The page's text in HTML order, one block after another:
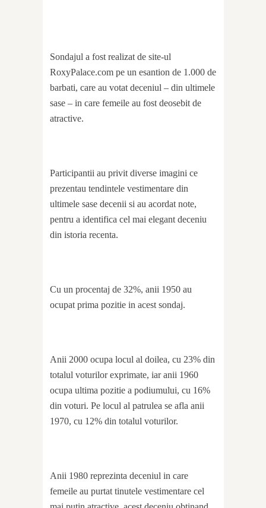
Sondajul a fost realizat de site-ul
RoxyPalace.com pe un esantion de 1.000 de
barbati, care au votat deceniul – din ultimele
sase – in care femeile au fost deosebit de
atractive.
Participantii au privit diverse imagini ce
prezentau tendintele vestimentare din
ultimele sase decenii si au acordat note,
pentru a identifica cel mai elegant deceniu
din istoria recenta.
Cu un procentaj de 32%, anii 1950 au
ocupat prima pozitie in acest sondaj.
Anii 2000 ocupa locul al doilea, cu 23% din
totalul voturilor exprimate, iar anii 1960
ocupa ultima pozitie a podiumului, cu 16%
din voturi. Pe locul al patrulea se afla anii
1970, cu 12% din totalul voturilor.
Anii 1980 reprezinta deceniul in care
femeile au purtat tinutele vestimentare cel